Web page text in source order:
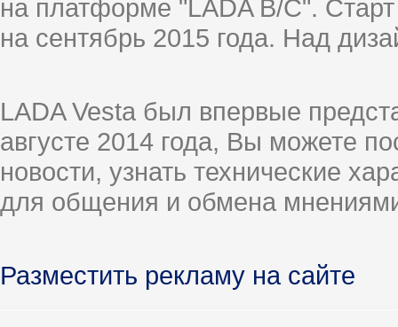
на платформе "LADA B/C".
на сентябрь 2015 года. Над
LADA Vesta был впервые
августе 2014 года, Вы можете
новости, узнать технические
для общения и обмена
Разместить рекламу на сайте